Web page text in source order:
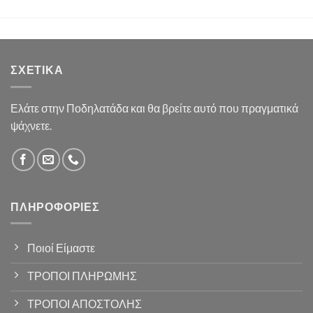
ΣΧΕΤΙΚΆ
Ελάτε στην Ποδηλατάδα και θα βρείτε αυτό που πραγματικά
ψάχνετε.
ΠΛΗΡΟΦΟΡΊΕΣ
Ποιοί Είμαστε
ΤΡΟΠΟΙ ΠΛΗΡΩΜΗΣ
ΤΡΟΠΟΙ ΑΠΟΣΤΟΛΗΣ